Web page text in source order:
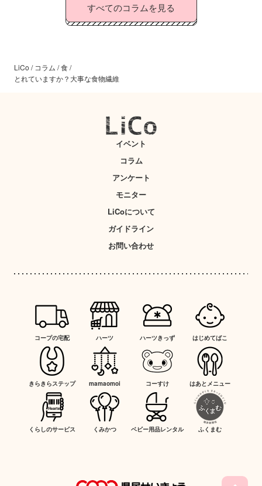
すべてのコラムを見る
LiCo / コラム /食/
とれていますか？大事な食物繊維
イベント
コラム
アンケート
モニター
LiCoについて
ガイドライン
お問い合わせ
コープの宅配 ハーツ ハーツきっず はじめてばこ
きらきらステップ mamaomoi コーすけ はあとメニュー
くらしのサービス くみかつ ベビー用品レンタル ふくまむ